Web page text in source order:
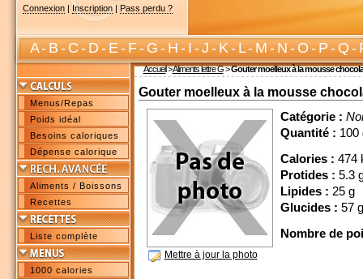
Connexion| Inscription| Pass perdu ?
A-B-C-D-E-F-G-H-I-J-K-L-M-N-O-P-Q-
Accueil>Aliments lettre G>Gouter moelleux à la mousse
Menus/Repas
Poids idéal
Besoins caloriques
Dépense calorique
Aliments / Boissons
Recettes
Liste complète
1000 calories
Gouter moelleux à la mousse
Mettre à jour la photo
Catégorie :
Quantité : 100
Calories : 474
Protides : 5.3
Lipides : 25 g
Glucides : 57 g
Nombre de